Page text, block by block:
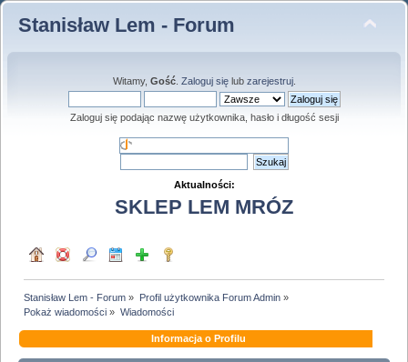
Stanisław Lem - Forum
Witamy, Gość. Zaloguj sięlub zarejestruj.
Zaloguj się podając nazwę użytkownika, hasło i długość sesji
Aktualności:
SKLEP LEM MRÓZ
Stanisław Lem - Forum » Profil użytkownika Forum Admin»
Pokaż wiadomości » Wiadomości
Informacja o Profilu